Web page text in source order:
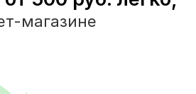
магазине